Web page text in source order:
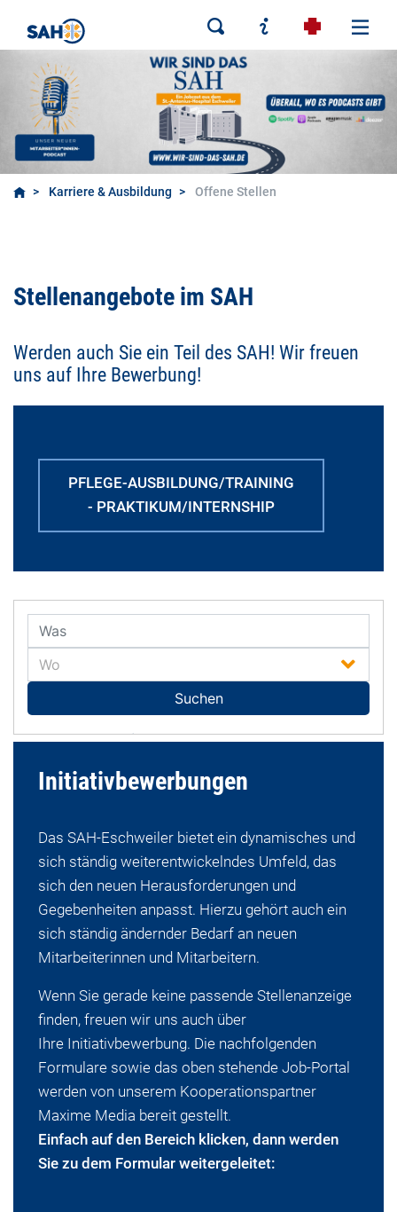
Karriere & Ausbildung Offene Stellen
Offene Stellen
Stellenangebote im SAH
Werden auch Sie ein Teil des SAH! Wir freuen
uns auf Ihre Bewerbung!
PFLEGE-AUSBILDUNG/TRAINING
- PRAKTIKUM/INTERNSHIP
Initiativbewerbungen
Das SAH-Eschweiler bietet ein dynamisches und
sich ständig weiterentwickelndes Umfeld, das
sich den neuen Herausforderungen und
Gegebenheiten anpasst. Hierzu gehört auch ein
sich ständig ändernder Bedarf an neuen
Mitarbeiterinnen und Mitarbeitern.
Wenn Sie gerade keine passende Stellenanzeige
finden, freuen wir uns auch über
Ihre Initiativbewerbung. Die nachfolgenden
Formulare sowie das oben stehende Job-Portal
werden von unserem Kooperationspartner
Maxime Media bereit gestellt.
Einfach auf den Bereich klicken, dann werden
Sie zu dem Formular weitergeleitet: